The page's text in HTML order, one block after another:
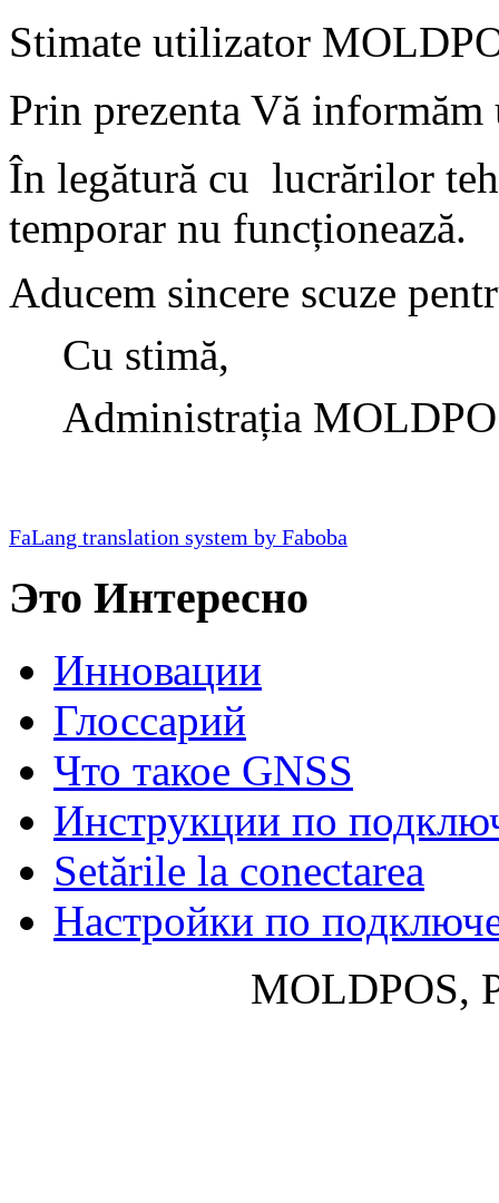
Stimate utilizator
Prin prezenta Vă informăm
În legătură cu lucrărilor
temporar nu funcționează.
Aducem sincere scuze
Cu stimă,
Administrația
FaLang translation system by Faboba
Это Интересно
Инновации
Глосcарий
Что такое GNSS
Инструкции по
Setările la conectarea
Настройки по
MOLDPOS,